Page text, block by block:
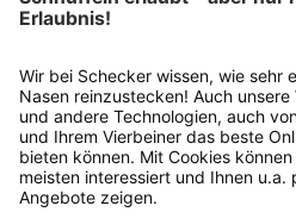
findest du online. Verpacke
Rücksendeetikett auf das
dir in deinem Kundenkonto
Gast bestellt, schreibe uns
verkauf@schecker.de oder
Servicezeiten an, dann